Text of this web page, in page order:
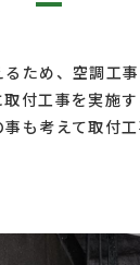
ため、空調工
付工事を実施
も考えて取付